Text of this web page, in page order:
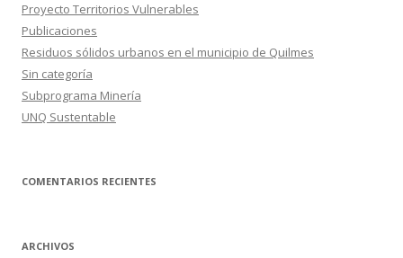
Proyecto Territorios Vulnerables
Publicaciones
Residuos sólidos urbanos en el municipio de Quilmes
Sin categoría
Subprograma Minería
UNQ Sustentable
COMENTARIOS RECIENTES
ARCHIVOS